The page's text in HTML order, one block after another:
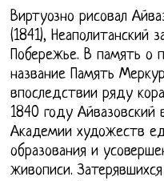
Виртуозно рисовал
(1841), Неаполитанский
Побережье. В память о
название Память
впоследствии ряду
1840 году Айвазовский
Академии художеств
образования и
живописи.